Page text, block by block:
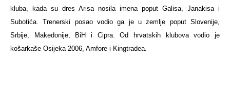
kluba, kada su dres Arisa nosila imena poput Galisa, Janakisa i
Subotića. Trenerski posao vodio ga je u zemlje poput Slovenije,
Srbije, Makedonije, BiH i Cipra. Od hrvatskih klubova vodio je
košarkaše Osijeka 2006, Amfore i Kingtradea.